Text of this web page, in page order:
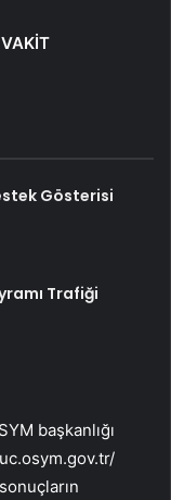
Gösterisi
Trafiği
başkanlığı